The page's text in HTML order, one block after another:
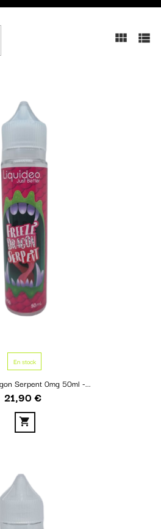
En stock
Serpent 0mg 50ml -...
Prix
21,90 €